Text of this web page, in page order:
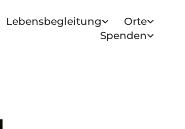
Lebensbegleitung
Orte
Spenden